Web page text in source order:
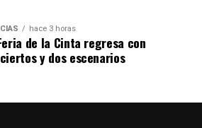
hace 3 horas
de la Cinta regresa con
y dos escenarios